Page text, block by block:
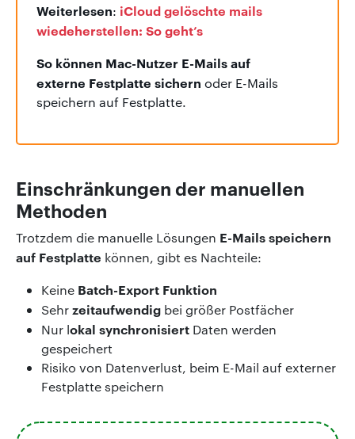
Weiterlesen: iCloud gelöschte mails
wiedeherstellen: So geht’s
So können Mac-Nutzer E-Mails auf
externe Festplatte sichern oder E-Mails
speichern auf Festplatte.
Einschränkungen der manuellen
Methoden
Trotzdem die manuelle Lösungen E-Mails speichern
auf Festplatte können, gibt es Nachteile:
Keine Batch-Export Funktion
Sehrzeitaufwendig bei größer Postfächer
Nur lokal synchronisiert Daten werden
gespeichert
Risiko von Datenverlust, beim E-Mail auf externer
Festplatte speichern